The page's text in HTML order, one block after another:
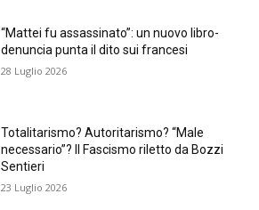
“Mattei fu assassinato”: un nuovo libro-
denuncia punta il dito sui francesi
28 Luglio 2026
Totalitarismo? Autoritarismo? “Male
necessario”? Il Fascismo riletto da Bozzi
Sentieri
23 Luglio 2026